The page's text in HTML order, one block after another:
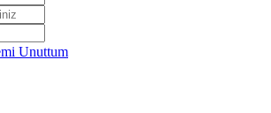
Unuttum